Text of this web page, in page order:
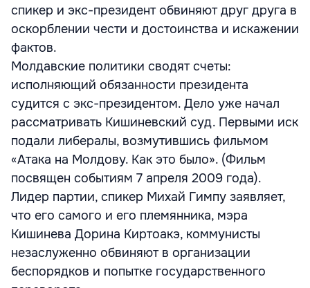
спикер и экс-президент обвиняют друг друга в
оскорблении чести и достоинства и искажении
фактов.
Молдавские политики сводят счеты:
исполняющий обязанности президента
судится с экс-президентом. Дело уже начал
рассматривать Кишиневский суд. Первыми иск
подали либералы, возмутившись фильмом
«Атака на Молдову. Как это было». (Фильм
посвящен событиям 7 апреля 2009 года).
Лидер партии, спикер Михай Гимпу заявляет,
что его самого и его племянника, мэра
Кишинева Дорина Киртоакэ, коммунисты
незаслуженно обвиняют в организации
беспорядков и попытке государственного